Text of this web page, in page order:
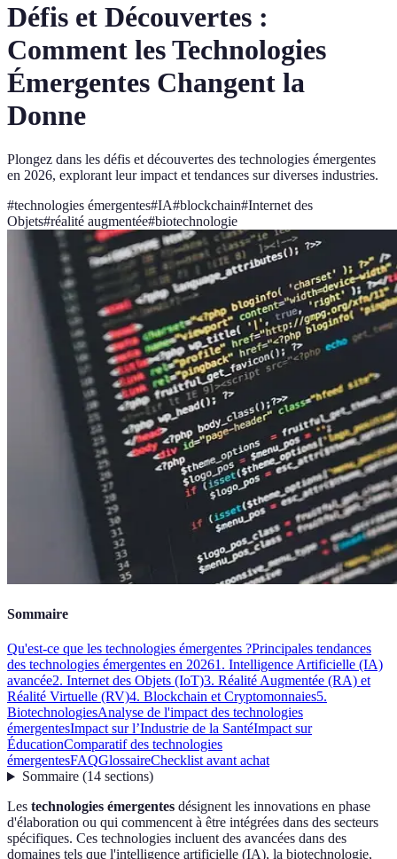
Défis et Découvertes :
Comment les Technologies
Émergentes Changent la
Donne
Plongez dans les défis et découvertes des technologies émergentes
en 2026, explorant leur impact et tendances sur diverses industries.
#technologies émergentes#IA#blockchain#Internet des
Objets#réalité augmentée#biotechnologie
Sommaire
Qu'est-ce que les technologies émergentes ?Principales tendances
des technologies émergentes en 20261. Intelligence Artificielle (IA)
avancée2. Internet des Objets (IoT)3. Réalité Augmentée (RA) et
Réalité Virtuelle (RV)4. Blockchain et Cryptomonnaies5.
BiotechnologiesAnalyse de l'impact des technologies
émergentesImpact sur l’Industrie de la SantéImpact sur
ÉducationComparatif des technologies
émergentesFAQGlossaireChecklist avant achat
Sommaire(14 sections)
Les technologies émergentes désignent les innovations en phase
d'élaboration ou qui commencent à être intégrées dans des secteurs
spécifiques. Ces technologies incluent des avancées dans des
domaines tels que l'intelligence artificielle (IA), la biotechnologie,